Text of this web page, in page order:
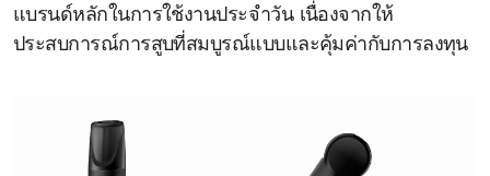
แบรนด์หลักในการใช้งานประจำวัน เนื่องจากให้
ประสบการณ์การสูบที่สมบูรณ์แบบและคุ้มค่ากับการลงทุน